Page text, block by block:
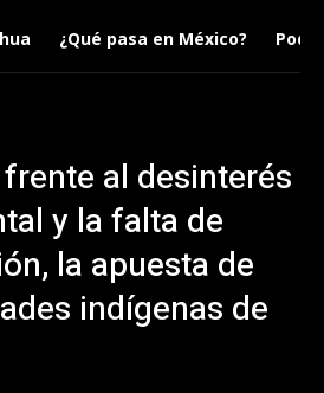
¿Qué pasa en México?
al desinterés
y la falta de
la apuesta de
indígenas de